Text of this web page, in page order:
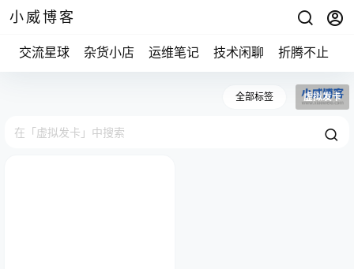
小威博客
交流星球 杂货小店 运维笔记 技术闲聊 折腾不止
全部标签 虚拟发卡